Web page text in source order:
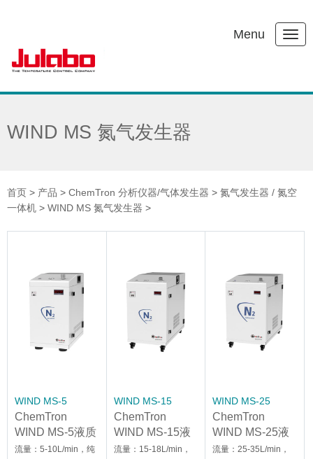
Menu
WIND MS 氮气发生器
首页 > 产品 > ChemTron 分析仪器/气体发生器 > 氮气发生器 / 氮空
一体机 > WIND MS 氮气发生器 >
WIND MS-5
ChemTron
WIND MS-5液质
用氮气发生器
流量：5-10L/min，纯
WIND MS-15
ChemTron
WIND MS-15液
质用氮气发生器
流量：15-18L/min，
WIND MS-25
ChemTron
WIND MS-25液
质用氮气发生器
流量：25-35L/min，